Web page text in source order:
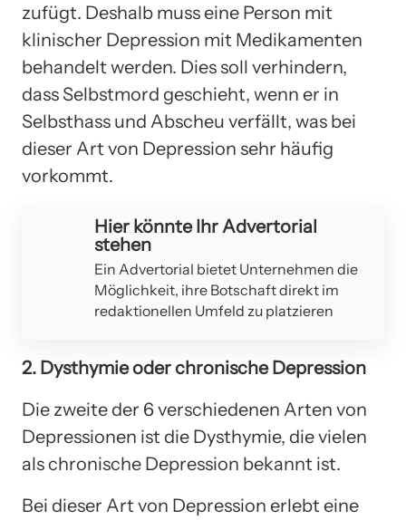
zufügt. Deshalb muss eine Person mit
klinischer Depression mit Medikamenten
behandelt werden. Dies soll verhindern,
dass Selbstmord geschieht, wenn er in
Selbsthass und Abscheu verfällt, was bei
dieser Art von Depression sehr häufig
vorkommt.
Hier könnte Ihr Advertorial
stehen
Ein Advertorial bietet Unternehmen die
Möglichkeit, ihre Botschaft direkt im
redaktionellen Umfeld zu platzieren
2. Dysthymie oder chronische Depression
Die zweite der 6 verschiedenen Arten von
Depressionen ist die Dysthymie, die vielen
als chronische Depression bekannt ist.
Bei dieser Art von Depression erlebt eine